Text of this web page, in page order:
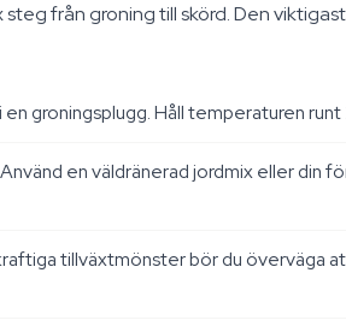
från groning till skörd. Den
groningsplugg. Håll temperaturen
en väldränerad jordmix eller din
tillväxtmönster bör du överväga